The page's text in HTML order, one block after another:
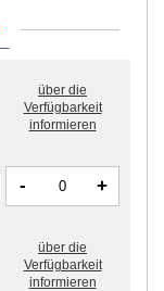
über die
Verfügbarkeit
informieren
- +
über die
Verfügbarkeit
informieren